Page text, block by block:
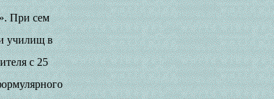
При сем
училищ в
с 25